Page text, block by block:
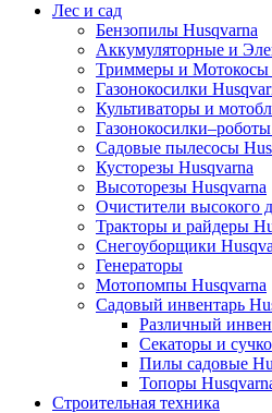
Лес и сад
Бензопилы Husqvarna
Аккумуляторные и
Триммеры и Мотокосы
Газонокосилки
Культиваторы и
Садовые пылесосы
Кусторезы Husqvarna
Высоторезы Husqvarna
Очистители высокого
Тракторы и райдеры
Снегоуборщики
Генераторы
Мотопомпы Husqvarna
Садовый инвентарь
Различный
Секаторы и
Пилы садовые
Топоры
Строительная техника